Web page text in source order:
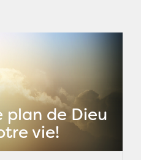
plan de Dieu
vie!